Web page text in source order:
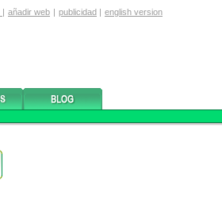
| añadir web | publicidad | english version